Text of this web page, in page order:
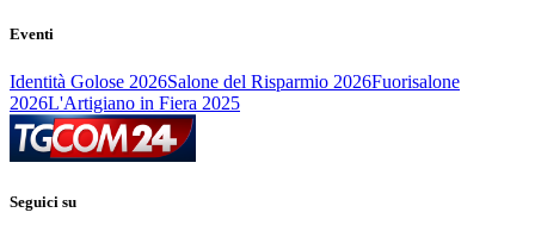
Eventi
Identità Golose 2026Salone del Risparmio 2026Fuorisalone
2026L'Artigiano in Fiera 2025
Seguici su